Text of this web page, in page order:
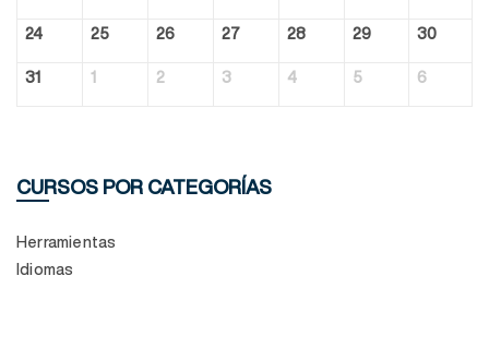
24 25 26 27 28 29 30
31 1 2 3 4 5 6
CURSOS POR CATEGORÍAS
Herramientas
Idiomas